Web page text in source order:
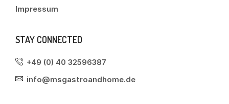
Impressum
STAY CONNECTED
+49 (0) 40 32596387
info@msgastroandhome.de